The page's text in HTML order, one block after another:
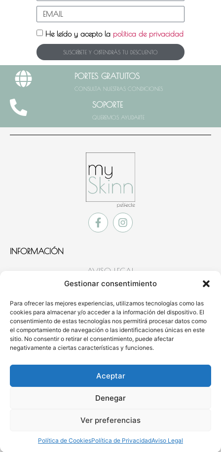
Gestionar consentimiento
Para ofrecer las mejores experiencias, utilizamos tecnologías como las
cookies para almacenar y/o acceder a la información del dispositivo. El
consentimiento de estas tecnologías nos permitirá procesar datos como
el comportamiento de navegación o las identificaciones únicas en este
sitio. No consentir o retirar el consentimiento, puede afectar
negativamente a ciertas características y funciones.
Aceptar
Denegar
Ver preferencias
Política de CookiesPolítica de PrivacidadAviso Legal
He leído y acepto la política de privacidad
SUSCRÍBETE Y OBTENDRÁS TU DESCUENTO
PORTES GRATUITOS
CONSULTA NUESTRAS CONDICIONES
SOPORTE
QUEREMOS AYUDARTE
INFORMACIÓN
AVISO LEGAL
POLÍTICA DE COOKIES
CONTACTO
MÓVIL: 654 922 635
: 654 922 635
964 83 03 93
CONTACTO@CLINICAMEDICAMYSKINN.COM